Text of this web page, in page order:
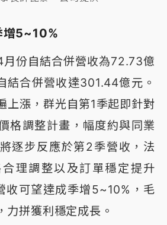
增5~10%
份自結合併營收為72.73億
結合併營收達301.44億元。
上漲，群光自第1季起即針對
格調整計畫，幅度約與同業
逐步反應於第2季營收，法
理調整以及訂單穩定提升
收可望達成季增5~10%，毛
力拼獲利穩定成長。